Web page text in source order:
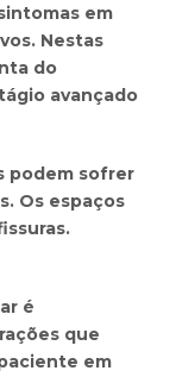
em
Nestas
do
avançado
podem sofrer
Os espaços
é
que
em